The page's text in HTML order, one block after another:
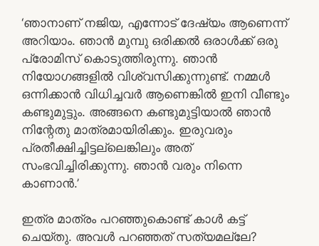
‘ഞാനാണ് നജിയ, എന്നോട് ദേഷ്യം ആണെന്ന്
അറിയാം. ഞാൻ മുമ്പു ഒരിക്കൽ ഒരാൾക്ക് ഒരു
പ്രോമിസ് കൊടുത്തിരുന്നു. ഞാൻ
നിയോഗങ്ങളിൽ വിശ്വസിക്കുന്നുണ്ട്. നമ്മൾ
ഒന്നിക്കാൻ വിധിച്ചവർ ആണെങ്കിൽ ഇനി വീണ്ടും
കണ്ടുമുട്ടും. അങ്ങനെ കണ്ടുമുട്ടിയാൽ ഞാൻ
നിന്റേതു മാത്രമായിരിക്കും. ഇരുവരും
പ്രതീക്ഷിച്ചിട്ടല്ലെങ്കിലും അത്
സംഭവിച്ചിരിക്കുന്നു. ഞാൻ വരും നിന്നെ
കാണാൻ.’
ഇത്ര മാത്രം പറഞ്ഞുകൊണ്ട് കാൾ കട്ട്
ചെയ്തു. അവൾ പറഞ്ഞത് സത്യമല്ലേ?